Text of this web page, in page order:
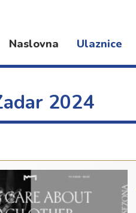
Naslovna Ulaznice
2024